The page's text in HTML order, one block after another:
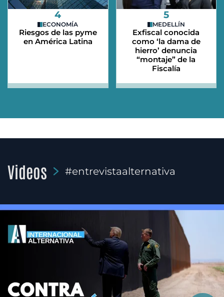
4
ECONOMÍA
Riesgos de las pyme
en América Latina
5
MEDELLÍN
Exfiscal conocida
como ‘la dama de
hierro’ denuncia
“montaje” de la
Fiscalía
Videos #entrevistaalternativa